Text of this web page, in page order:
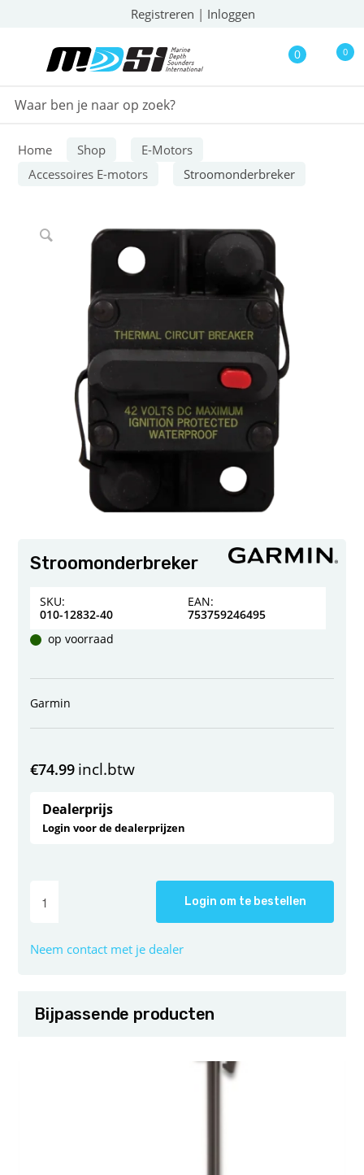
Registreren | Inloggen
0 0
Home Shop
E-Motors
Accessoires E-motors
Stroomonderbreker
Stroomonderbreker
SKU:
010-12832-40
EAN:
753759246495
op voorraad
Garmin
€74.99 incl.btw
Dealerprijs
Login voor de dealerprijzen
Login om te bestellen
Neem contact met je dealer
Bijpassende producten